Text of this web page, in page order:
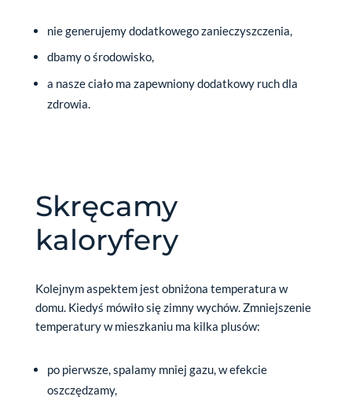
nie generujemy dodatkowego zanieczyszczenia,
dbamy o środowisko,
a nasze ciało ma zapewniony dodatkowy ruch dla
zdrowia.
Skręcamy
kaloryfery
Kolejnym aspektem jest obniżona temperatura w
domu. Kiedyś mówiło się zimny wychów. Zmniejszenie
temperatury w mieszkaniu ma kilka plusów:
po pierwsze, spalamy mniej gazu, w efekcie
oszczędzamy,